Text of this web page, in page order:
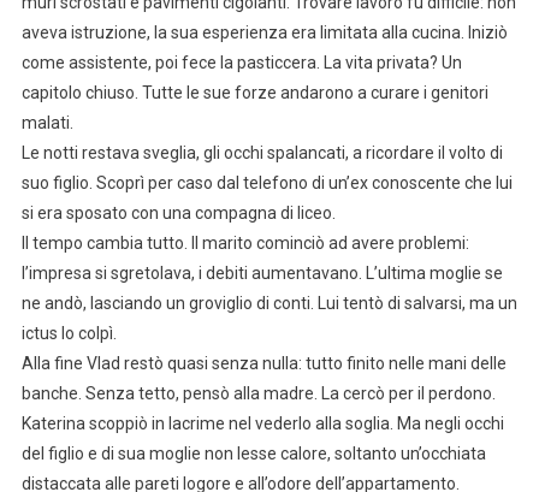
aveva istruzione, la sua esperienza era limitata alla cucina. Iniziò
come assistente, poi fece la pasticcera. La vita privata? Un
capitolo chiuso. Tutte le sue forze andarono a curare i genitori
malati.
Le notti restava sveglia, gli occhi spalancati, a ricordare il volto di
suo figlio. Scoprì per caso dal telefono di un’ex conoscente che lui
si era sposato con una compagna di liceo.
Il tempo cambia tutto. Il marito cominciò ad avere problemi:
l’impresa si sgretolava, i debiti aumentavano. L’ultima moglie se
ne andò, lasciando un groviglio di conti. Lui tentò di salvarsi, ma un
ictus lo colpì.
Alla fine Vlad restò quasi senza nulla: tutto finito nelle mani delle
banche. Senza tetto, pensò alla madre. La cercò per il perdono.
Katerina scoppiò in lacrime nel vederlo alla soglia. Ma negli occhi
del figlio e di sua moglie non lesse calore, soltanto un’occhiata
distaccata alle pareti logore e all’odore dell’appartamento.